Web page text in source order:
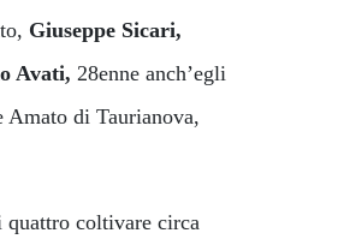
Giuseppe Sicari,
Avati, 28enne anch’egli
di Taurianova,
coltivare circa